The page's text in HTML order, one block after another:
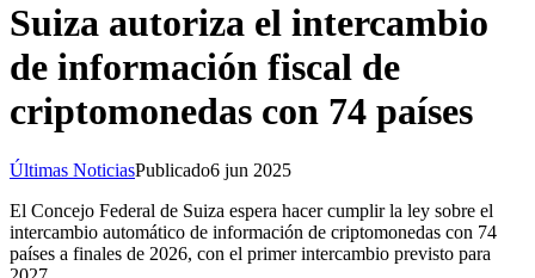
Suiza autoriza el intercambio
de información fiscal de
criptomonedas con 74 países
Últimas NoticiasPublicado6 jun 2025
El Concejo Federal de Suiza espera hacer cumplir la ley sobre el
intercambio automático de información de criptomonedas con 74
países a finales de 2026, con el primer intercambio previsto para